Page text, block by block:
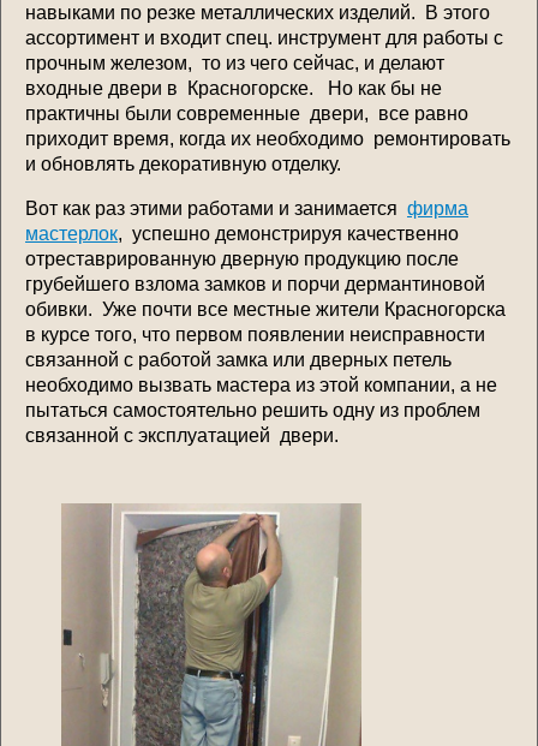
навыками по резке металлических изделий. В этого
ассортимент и входит спец. инструмент для работы с
прочным железом, то из чего сейчас, и делают
входные двери в Красногорске. Но как бы не
практичны были современные двери, все равно
приходит время, когда их необходимо ремонтировать
и обновлять декоративную отделку.
Вот как раз этими работами и занимается фирма
мастерлок, успешно демонстрируя качественно
отреставрированную дверную продукцию после
грубейшего взлома замков и порчи дермантиновой
обивки. Уже почти все местные жители Красногорска
в курсе того, что первом появлении неисправности
связанной с работой замка или дверных петель
необходимо вызвать мастера из этой компании, а не
пытаться самостоятельно решить одну из проблем
связанной с эксплуатацией двери.